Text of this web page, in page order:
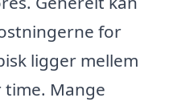
for
ligger mellem
time. Mange